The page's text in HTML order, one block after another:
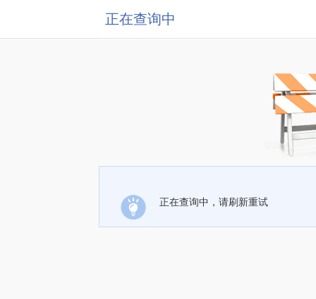
正在查询中
正在查询中，请刷新重试